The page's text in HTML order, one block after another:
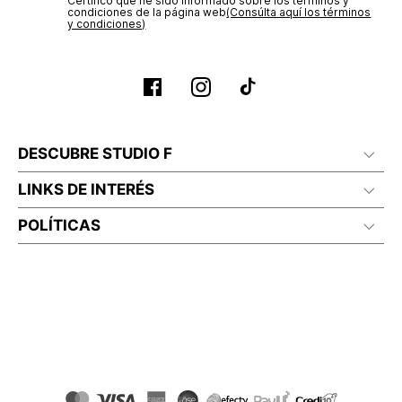
condiciones de la página web‎(Consúlta aquí los términos
y condiciones)
DESCUBRE STUDIO F
LINKS DE INTERÉS
POLÍTICAS